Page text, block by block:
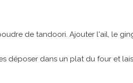
de tandoori. Ajouter l'ail, le
déposer dans un plat du four et